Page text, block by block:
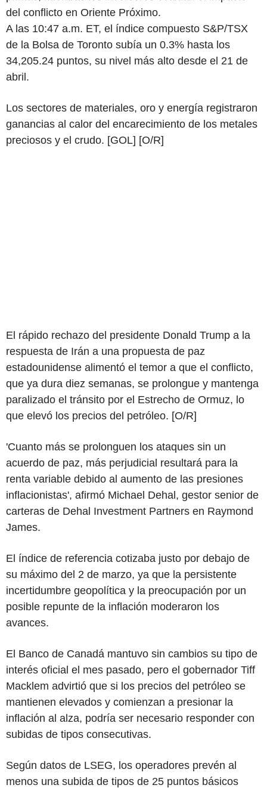
del conflicto en Oriente Próximo.
A las 10:47 a.m. ET, el índice compuesto S&P/TSX
de la Bolsa de Toronto subía un 0.3% hasta los
34,205.24 puntos, su nivel más alto desde el 21 de
abril.
Los sectores de materiales, oro y energía registraron
ganancias al calor del encarecimiento de los metales
preciosos y el crudo. [GOL] [O/R]
El rápido rechazo del presidente Donald Trump a la
respuesta de Irán a una propuesta de paz
estadounidense alimentó el temor a que el conflicto,
que ya dura diez semanas, se prolongue y mantenga
paralizado el tránsito por el Estrecho de Ormuz, lo
que elevó los precios del petróleo. [O/R]
'Cuanto más se prolonguen los ataques sin un
acuerdo de paz, más perjudicial resultará para la
renta variable debido al aumento de las presiones
inflacionistas', afirmó Michael Dehal, gestor senior de
carteras de Dehal Investment Partners en Raymond
James.
El índice de referencia cotizaba justo por debajo de
su máximo del 2 de marzo, ya que la persistente
incertidumbre geopolítica y la preocupación por un
posible repunte de la inflación moderaron los
avances.
El Banco de Canadá mantuvo sin cambios su tipo de
interés oficial el mes pasado, pero el gobernador Tiff
Macklem advirtió que si los precios del petróleo se
mantienen elevados y comienzan a presionar la
inflación al alza, podría ser necesario responder con
subidas de tipos consecutivas.
Según datos de LSEG, los operadores prevén al
menos una subida de tipos de 25 puntos básicos